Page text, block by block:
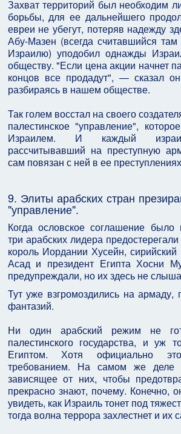
Захват территорий был необходим
борьбы, для ее дальнейшего
евреи не убегут, потеряв надежду
Абу-Мазен (всегда считавшийся
Израилю) уподобил однажды
обществу. "Если цена акции начнет
концов все продадут", — сказал
разбираясь в нашем обществе.
Так голем восстал на своего
палестинское "управление",
Израилем. И каждый
рассчитывавший на преступную
сам повязан с ней в ее
9. Элиты арабских стран
"управление".
Когда ословское соглашение было
три арабских лидера
король Иордании Хусейн,
Асад и президент Египта Хосни
предупреждали, но их здесь не
Тут уже взгромоздились на
фантазий.
Ни один арабский режим не
палестинского государства, и уж
Египтом. Хотя официально
требованием. На самом же деле
зависящее от них, чтобы
прекрасно знают, почему. Конечно,
увидеть, как Израиль тонет под
тогда волна террора захлестнет и их